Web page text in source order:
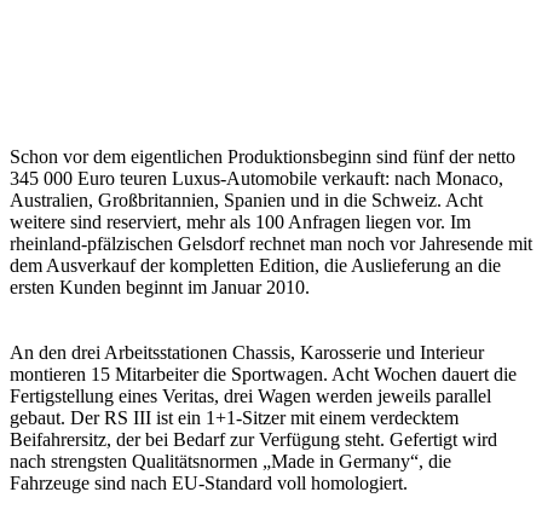
Schon vor dem eigentlichen Produktionsbeginn sind fünf der netto
345 000 Euro teuren Luxus-Automobile verkauft: nach Monaco,
Australien, Großbritannien, Spanien und in die Schweiz. Acht
weitere sind reserviert, mehr als 100 Anfragen liegen vor. Im
rheinland-pfälzischen Gelsdorf rechnet man noch vor Jahresende mit
dem Ausverkauf der kompletten Edition, die Auslieferung an die
ersten Kunden beginnt im Januar 2010.
An den drei Arbeitsstationen Chassis, Karosserie und Interieur
montieren 15 Mitarbeiter die Sportwagen. Acht Wochen dauert die
Fertigstellung eines Veritas, drei Wagen werden jeweils parallel
gebaut. Der RS III ist ein 1+1-Sitzer mit einem verdecktem
Beifahrersitz, der bei Bedarf zur Verfügung steht. Gefertigt wird
nach strengsten Qualitätsnormen „Made in Germany“, die
Fahrzeuge sind nach EU-Standard voll homologiert.